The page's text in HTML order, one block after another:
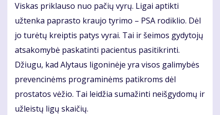
Viskas priklauso nuo pačių vyrų. Ligai aptikti
užtenka paprasto kraujo tyrimo – PSA rodiklio. Dėl
jo turėtų kreiptis patys vyrai. Tai ir šeimos gydytojų
atsakomybė paskatinti pacientus pasitikrinti.
Džiugu, kad Alytaus ligoninėje yra visos galimybės
prevencinėms programinėms patikroms dėl
prostatos vėžio. Tai leidžia sumažinti neišgydomų ir
užleistų ligų skaičių.